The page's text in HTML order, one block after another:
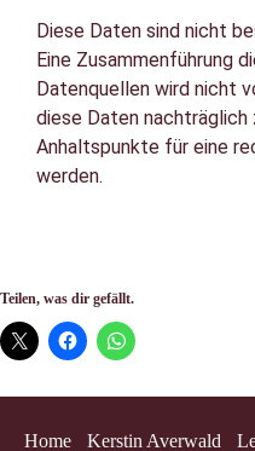
Diese Daten sind nicht
Eine Zusammenführung
Datenquellen wird nicht
diese Daten nachträglich
Anhaltspunkte für eine
werden.
Teilen, was dir gefällt.
Home Kerstin Averwald